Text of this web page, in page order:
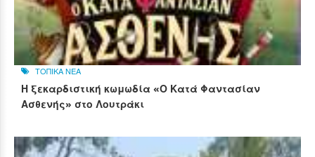
ΤΟΠΙΚΑ ΝΕΑ
Η ξεκαρδιστική κωμωδία «Ο Κατά Φαντασίαν
Ασθενής» στο Λουτράκι